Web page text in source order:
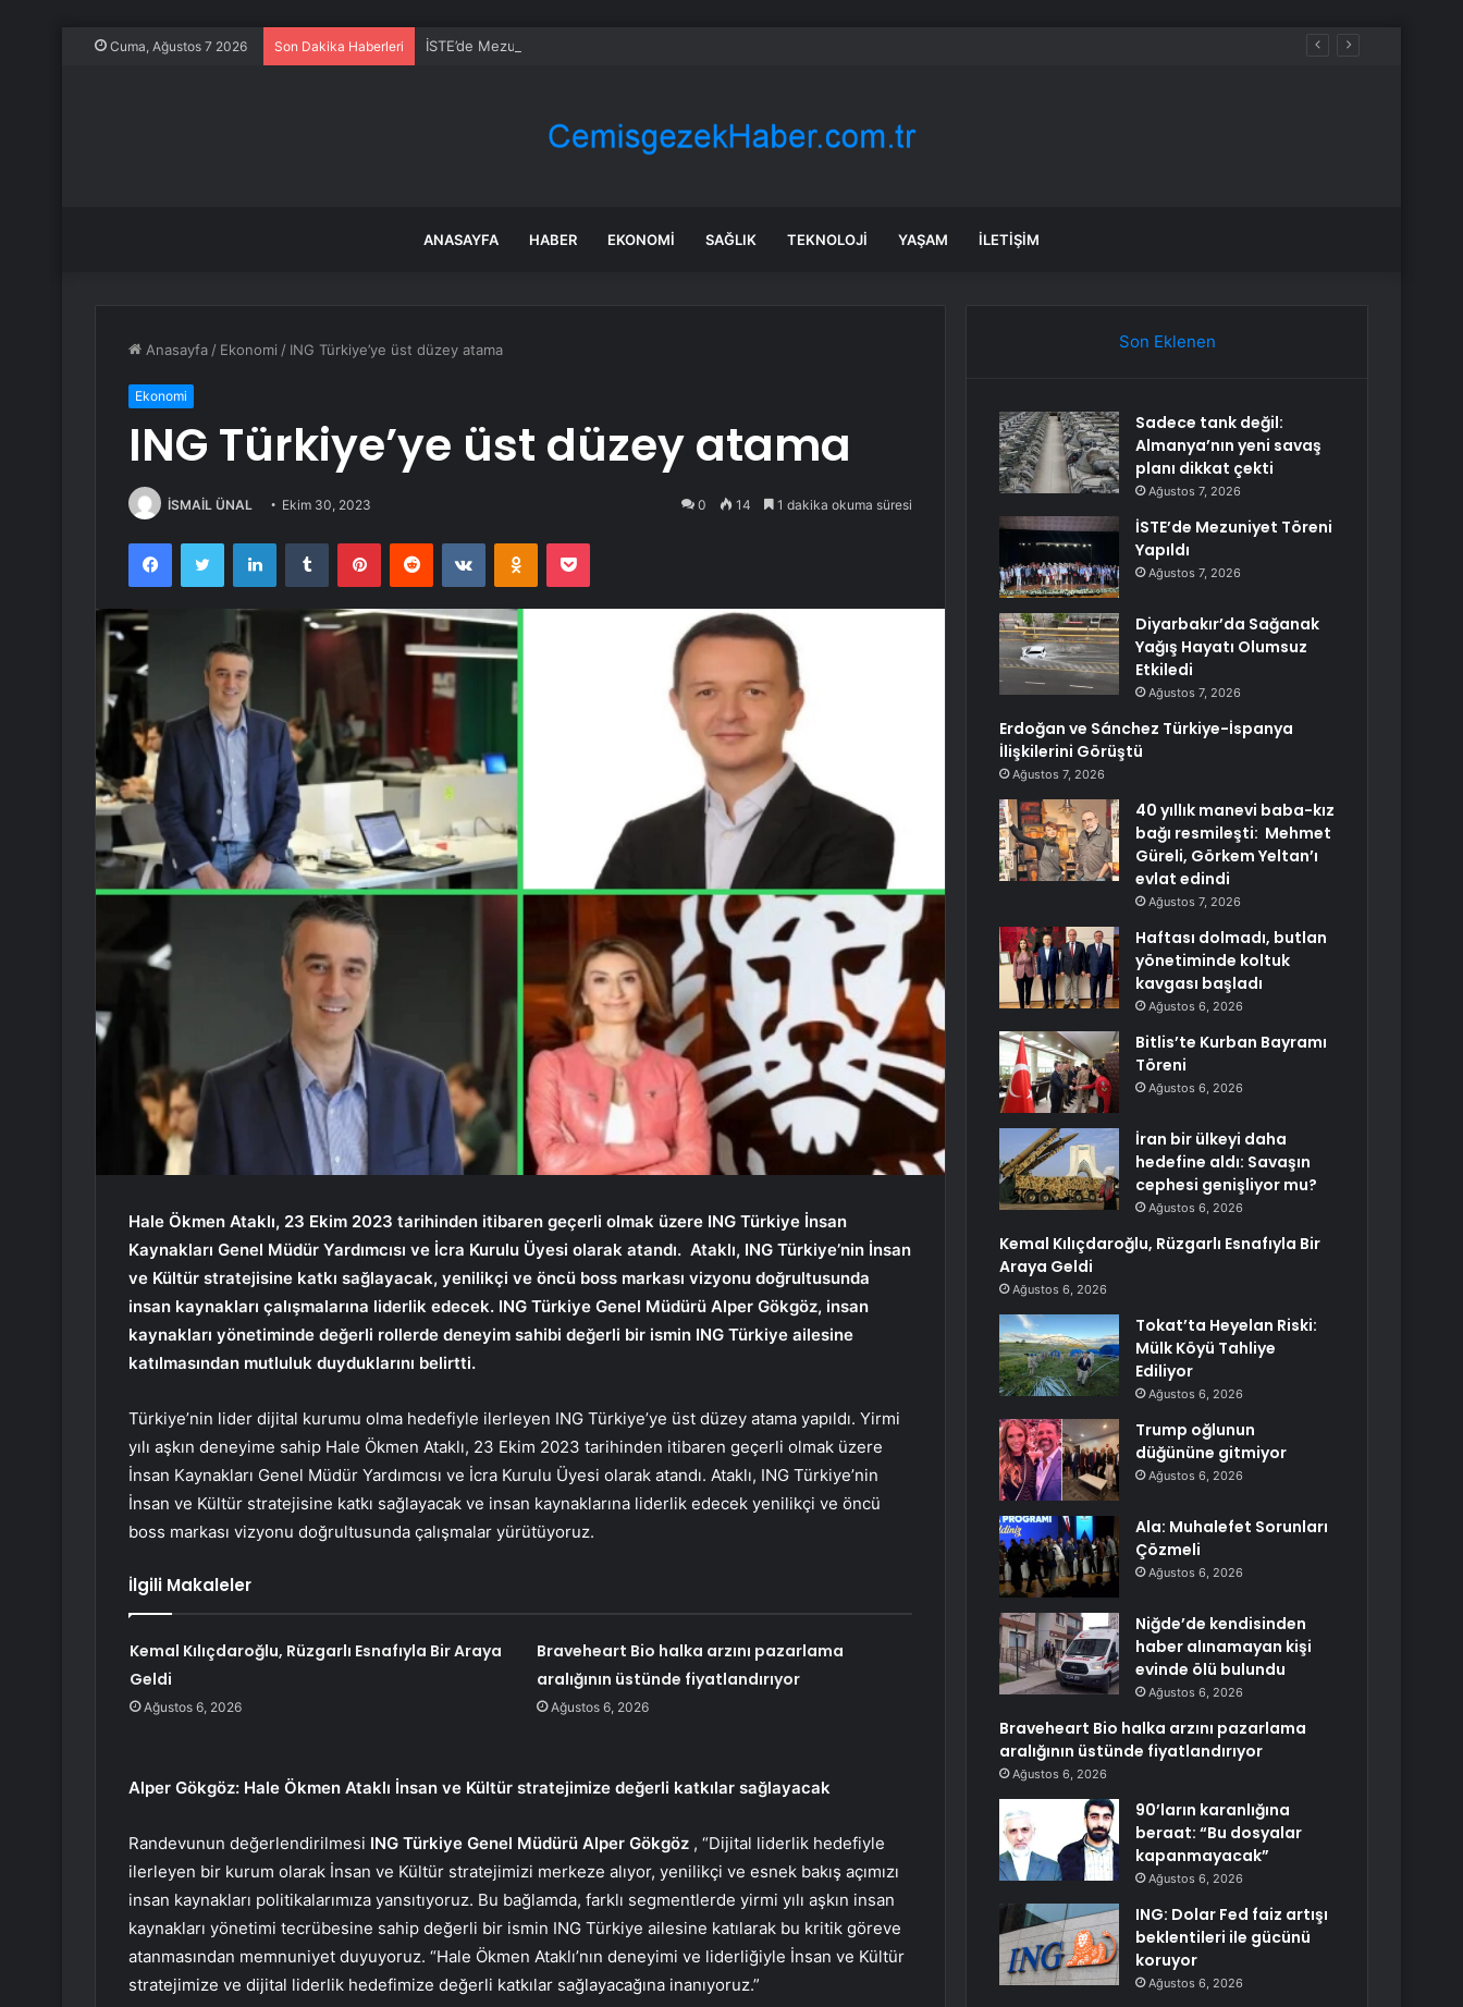
Cuma, Ağustos 7 2026 Son Dakika Haberleri İSTE’de Mezuniyet Töreni Yapıldı
ANASAYFA HABER EKONOMI SAĞLIK TEKNOLOJI YAŞAM İLETIŞIM
Anasayfa / Ekonomi / ING Türkiye’ye üst düzey atama
Ekonomi
ING Türkiye’ye üst düzey atama
İSMAİL ÜNAL Ekim 30, 2023 0 14 1 dakika okuma süresi
FacebookTwitter LinkedInTumblr PinterestReddit VKontakteOdnoklassniki
Pocket
Hale Ökmen Ataklı, 23 Ekim 2023 tarihinden itibaren geçerli olmak üzere ING Türkiye İnsan
Kaynakları Genel Müdür Yardımcısı ve İcra Kurulu Üyesi olarak atandı. Ataklı, ING Türkiye’nin İnsan
ve Kültür stratejisine katkı sağlayacak, yenilikçi ve öncü boss markası vizyonu doğrultusunda
insan kaynakları çalışmalarına liderlik edecek. ING Türkiye Genel Müdürü Alper Gökgöz, insan
kaynakları yönetiminde değerli rollerde deneyim sahibi değerli bir ismin ING Türkiye ailesine
katılmasından mutluluk duyduklarını belirtti.
Türkiye’nin lider dijital kurumu olma hedefiyle ilerleyen ING Türkiye’ye üst düzey atama yapıldı. Yirmi
yılı aşkın deneyime sahip Hale Ökmen Ataklı, 23 Ekim 2023 tarihinden itibaren geçerli olmak üzere
İnsan Kaynakları Genel Müdür Yardımcısı ve İcra Kurulu Üyesi olarak atandı. Ataklı, ING Türkiye’nin
İnsan ve Kültür stratejisine katkı sağlayacak ve insan kaynaklarına liderlik edecek yenilikçi ve öncü
boss markası vizyonu doğrultusunda çalışmalar yürütüyoruz.
İlgili Makaleler
Kemal Kılıçdaroğlu, Rüzgarlı Esnafıyla Bir Araya
Geldi
Ağustos 6, 2026
Braveheart Bio halka arzını pazarlama
aralığının üstünde fiyatlandırıyor
Ağustos 6, 2026
Alper Gökgöz: Hale Ökmen Ataklı İnsan ve Kültür stratejimize değerli katkılar sağlayacak
Randevunun değerlendirilmesi ING Türkiye Genel Müdürü Alper Gökgöz , “Dijital liderlik hedefiyle
ilerleyen bir kurum olarak İnsan ve Kültür stratejimizi merkeze alıyor, yenilikçi ve esnek bakış açımızı
insan kaynakları politikalarımıza yansıtıyoruz. Bu bağlamda, farklı segmentlerde yirmi yılı aşkın insan
kaynakları yönetimi tecrübesine sahip değerli bir ismin ING Türkiye ailesine katılarak bu kritik göreve
atanmasından memnuniyet duyuyoruz. “Hale Ökmen Ataklı’nın deneyimi ve liderliğiyle İnsan ve Kültür
stratejimize ve dijital liderlik hedefimize değerli katkılar sağlayacağına inanıyoruz.”
Son Eklenen
Sadece tank değil:
Almanya’nın yeni savaş
planı dikkat çekti
Ağustos 7, 2026
İSTE’de Mezuniyet Töreni
Yapıldı
Ağustos 7, 2026
Diyarbakır’da Sağanak
Yağış Hayatı Olumsuz
Etkiledi
Ağustos 7, 2026
Erdoğan ve Sánchez Türkiye-İspanya
İlişkilerini Görüştü
Ağustos 7, 2026
40 yıllık manevi baba-kız
bağı resmileşti: Mehmet
Güreli, Görkem Yeltan’ı
evlat edindi
Ağustos 7, 2026
Haftası dolmadı, butlan
yönetiminde koltuk
kavgası başladı
Ağustos 6, 2026
Bitlis’te Kurban Bayramı
Töreni
Ağustos 6, 2026
İran bir ülkeyi daha
hedefine aldı: Savaşın
cephesi genişliyor mu?
Ağustos 6, 2026
Kemal Kılıçdaroğlu, Rüzgarlı Esnafıyla Bir
Araya Geldi
Ağustos 6, 2026
Tokat’ta Heyelan Riski:
Mülk Köyü Tahliye
Ediliyor
Ağustos 6, 2026
Trump oğlunun
düğününe gitmiyor
Ağustos 6, 2026
Ala: Muhalefet Sorunları
Çözmeli
Ağustos 6, 2026
Niğde’de kendisinden
haber alınamayan kişi
evinde ölü bulundu
Ağustos 6, 2026
Braveheart Bio halka arzını pazarlama
aralığının üstünde fiyatlandırıyor
Ağustos 6, 2026
90’ların karanlığına
beraat: “Bu dosyalar
kapanmayacak”
Ağustos 6, 2026
ING: Dolar Fed faiz artışı
beklentileri ile gücünü
koruyor
Ağustos 6, 2026